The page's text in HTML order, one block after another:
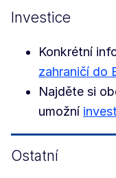
Investice
Konkrétní
zahraničí do
Najděte si
umožní
Ostatní